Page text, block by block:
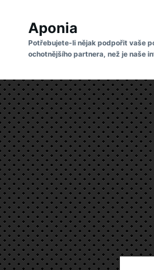
content
for:
Aponia
Potřebujete-li nějak podpořit vaše
ochotnějšího partnera, než je naše